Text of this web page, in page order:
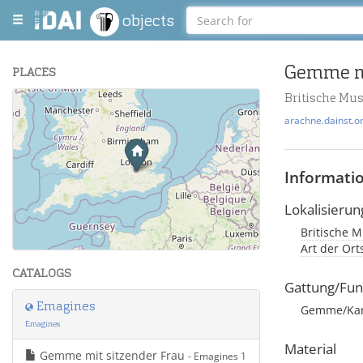
objects
PLACES
+
−
Leaflet| Maps and Data ©OpenStreetMap.
CATALOGS
Emagines
Emagines
Gemme mit sitzender Frau - Emagines 1
Gemme
Britische
Britische
Art der
Gattung/
Gemme/
Material